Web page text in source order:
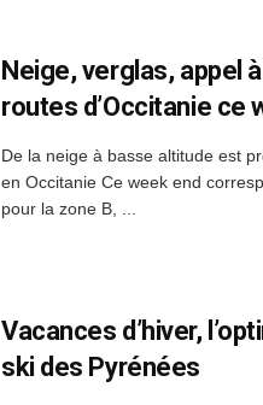
Neige, verglas, appel
routes d’Occitanie ce
De la neige à basse altitude est
en Occitanie Ce week end
pour la zone B, ...
Vacances d’hiver,
ski des Pyrénées